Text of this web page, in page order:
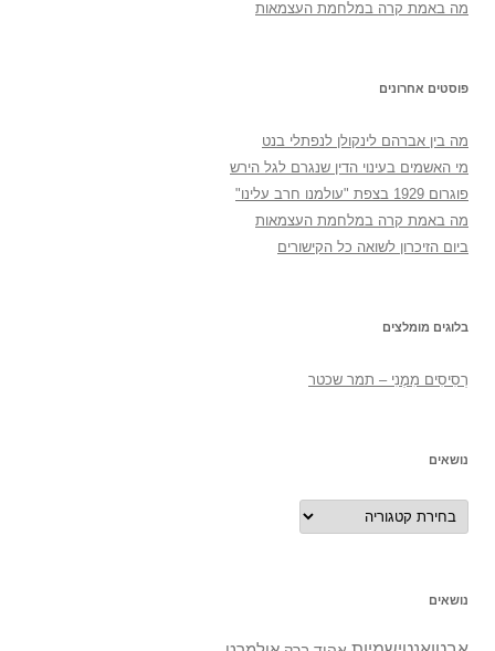
מה באמת קרה במלחמת העצמאות
פוסטים אחרונים
מה בין אברהם לינקולן לנפתלי בנט
מי האשמים בעינוי הדין שנגרם לגל הירש
פוגרום 1929 בצפת "עולמנו חרב עלינו"
מה באמת קרה במלחמת העצמאות
ביום הזיכרון לשואה כל הקישורים
בלוגים מומלצים
רְסִיסִים מִמֶנִי – תמר שכטר
נושאים
נושאים
נושאים